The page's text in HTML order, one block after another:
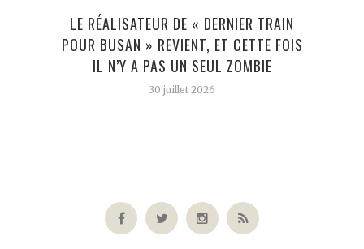
LE RÉALISATEUR DE « DERNIER TRAIN
POUR BUSAN » REVIENT, ET CETTE FOIS
IL N’Y A PAS UN SEUL ZOMBIE
30 juillet 2026